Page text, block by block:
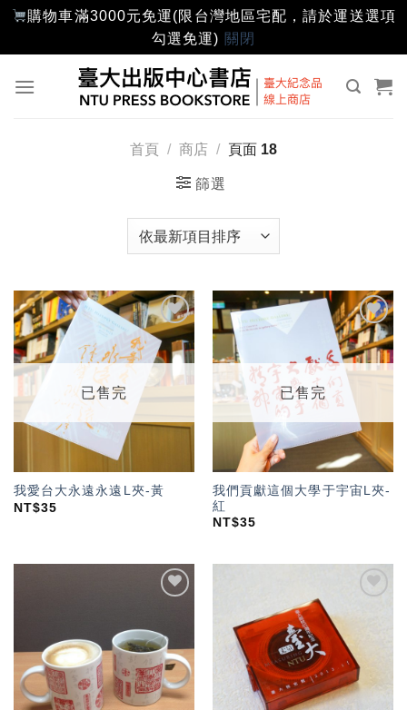
購物車滿3000元免運(限台灣地區宅配，請於運送選項
勾選免運) 關閉
首頁 / 商店 / 頁面 18
篩選
加入
「願
望輕
單」
已售完
我愛台大永遠永遠L夾-黃
NT$35
加入
「願
望輕
已售完
我們貢獻這個大學于宇宙L夾-
紅
NT$35
望輕
單」